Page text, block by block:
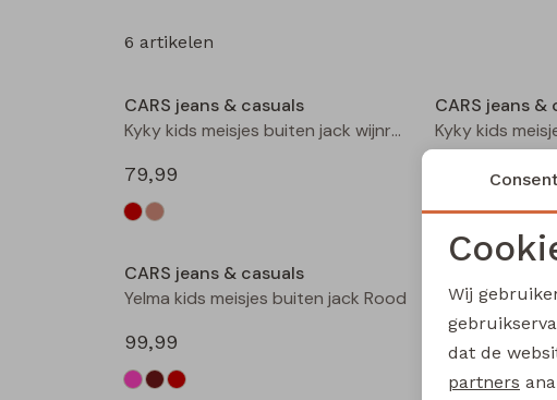
6 artikelen
CARS jeans & casuals
Kyky kids meisjes buiten jack wijnrood
79,99
CARS jeans &
Kyky kids
CARS jeans & casuals
Yelma kids meisjes buiten jack Rood
99,99
10,00
19,99
Wij
dat de
partners